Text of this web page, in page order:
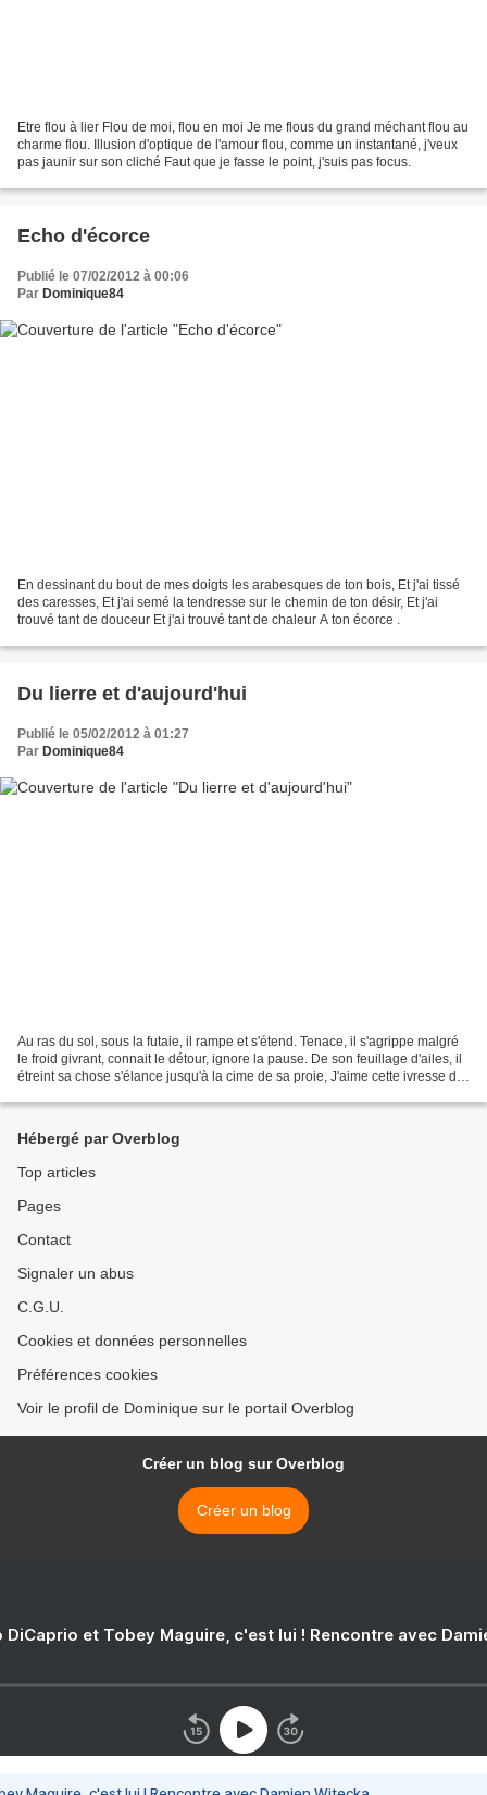
Etre flou à lier Flou de moi, flou en moi Je me flous du grand méchant flou au
charme flou. Illusion d'optique de l'amour flou, comme un instantané, j'veux
pas jaunir sur son cliché Faut que je fasse le point, j'suis pas focus.
Echo d'écorce
Publié le 07/02/2012 à 00:06
Par Dominique84
En dessinant du bout de mes doigts les arabesques de ton bois, Et j'ai tissé
des caresses, Et j'ai semé la tendresse sur le chemin de ton désir, Et j'ai
trouvé tant de douceur Et j'ai trouvé tant de chaleur A ton écorce .
Du lierre et d'aujourd'hui
Publié le 05/02/2012 à 01:27
Par Dominique84
Au ras du sol, sous la futaie, il rampe et s'étend. Tenace, il s'agrippe malgré
le froid givrant, connait le détour, ignore la pause. De son feuillage d'ailes, il
étreint sa chose s'élance jusqu'à la cime de sa proie, J'aime cette ivresse du
Hébergé par Overblog
Top articles
Pages
Contact
Signaler un abus
C.G.U.
Cookies et données personnelles
Préférences cookies
Voir le profil de Dominique sur le portail Overblog
Créer un blog sur Overblog
Créer un blog
DiCaprio et Tobey Maguire, c'est lui ! Rencontre avec